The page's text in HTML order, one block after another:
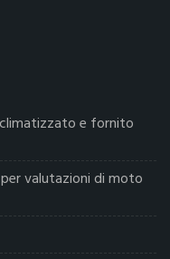
e fornito
valutazioni di moto